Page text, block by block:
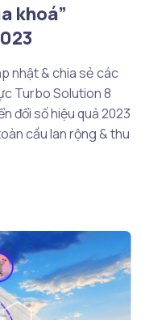
khoá”
nhật & chia sẻ các
Turbo Solution 8
đổi số hiệu quả 2023
cầu lan rộng & thu